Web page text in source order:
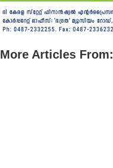
More Articles From: